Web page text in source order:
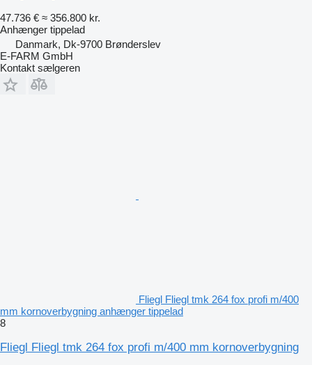
47.736 € ≈ 356.800 kr.
Anhænger tippelad
Danmark, Dk-9700 Brønderslev
E-FARM GmbH
Kontakt sælgeren
Fliegl Fliegl tmk 264 fox profi m/400
mm kornoverbygning anhænger tippelad
8
Fliegl Fliegl tmk 264 fox profi m/400 mm kornoverbygning